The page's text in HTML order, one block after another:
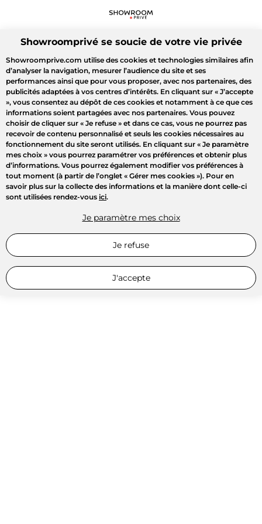
Showroomprivé se soucie de votre vie privée
Showroomprive.com utilise des cookies et technologies similaires afin
d’analyser la navigation, mesurer l’audience du site et ses
performances ainsi que pour vous proposer, avec nos partenaires, des
publicités adaptées à vos centres d’intérêts. En cliquant sur « J’accepte
», vous consentez au dépôt de ces cookies et notamment à ce que ces
informations soient partagées avec nos partenaires. Vous pouvez
choisir de cliquer sur « Je refuse » et dans ce cas, vous ne pourrez pas
recevoir de contenu personnalisé et seuls les cookies nécessaires au
fonctionnement du site seront utilisés. En cliquant sur « Je paramètre
mes choix » vous pourrez paramétrer vos préférences et obtenir plus
d’informations. Vous pourrez également modifier vos préférences à
tout moment (à partir de l’onglet « Gérer mes cookies »). Pour en
savoir plus sur la collecte des informations et la manière dont celle-ci
sont utilisées rendez-vous ici.
Je paramètre mes choix
Je refuse
J'accepte